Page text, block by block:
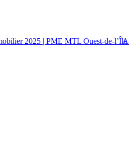
2025 | PME MTL Ouest-de-l’Île